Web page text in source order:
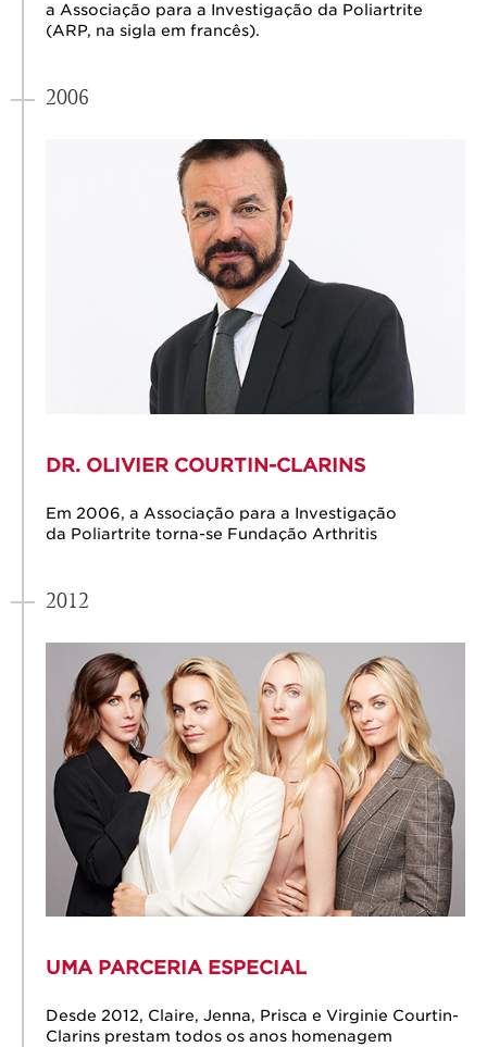
a Associação para a Investigação da Poliartrite
(ARP, na sigla em francês).
2006
DR. OLIVIER COURTIN-CLARINS
Em 2006, a Associação para a Investigação
da Poliartrite torna-se Fundação Arthritis
2012
UMA PARCERIA ESPECIAL
Desde 2012, Claire, Jenna, Prisca e Virginie Courtin-
Clarins prestam todos os anos homenagem